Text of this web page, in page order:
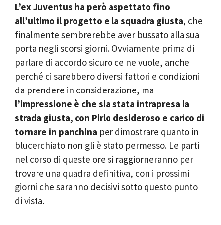
L’ex Juventus ha però aspettato fino
all’ultimo il progetto e la squadra giusta, che
finalmente sembrerebbe aver bussato alla sua
porta negli scorsi giorni. Ovviamente prima di
parlare di accordo sicuro ce ne vuole, anche
perché ci sarebbero diversi fattori e condizioni
da prendere in considerazione, ma
l’impressione è che sia stata intrapresa la
strada giusta, con Pirlo desideroso e carico di
tornare in panchina per dimostrare quanto in
blucerchiato non gli è stato permesso. Le parti
nel corso di queste ore si raggiorneranno per
trovare una quadra definitiva, con i prossimi
giorni che saranno decisivi sotto questo punto
di vista.